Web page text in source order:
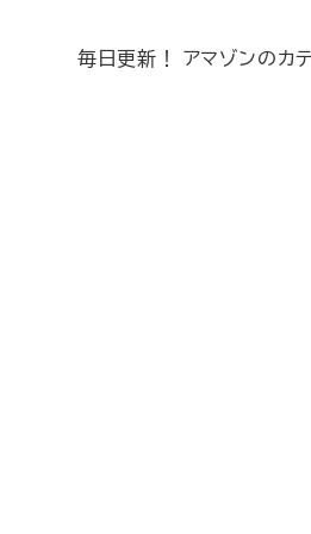
毎日更新！ アマゾンのカ